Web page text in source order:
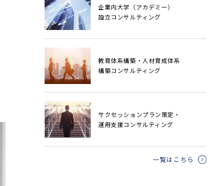
企業内大学（アカデミー）
設立コンサルティング
教育体系構築・人材育成体系
構築コンサルティング
サクセッションプラン策定・
運用支援コンサルティング
一覧はこちら